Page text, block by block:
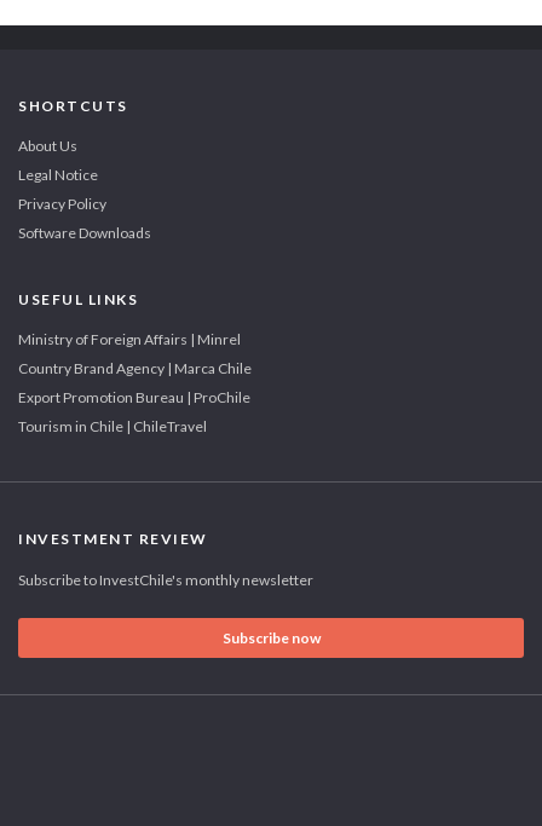
SHORTCUTS
About Us
Legal Notice
Privacy Policy
Software Downloads
USEFUL LINKS
Ministry of Foreign Affairs | Minrel
Country Brand Agency | Marca Chile
Export Promotion Bureau | ProChile
Tourism in Chile | ChileTravel
INVESTMENT REVIEW
Subscribe to InvestChile's monthly newsletter
Subscribe now